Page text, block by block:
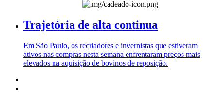
Trajetória de alta continua
Em São Paulo, os recriadores e invernistas que estiveram
ativos nas compras nesta semana enfrentaram preços mais
elevados na aquisição de bovinos de reposição.